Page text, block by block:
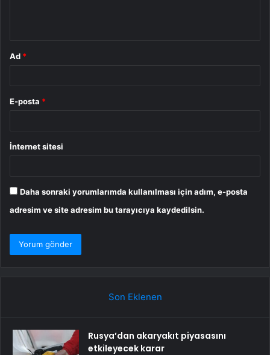
Ad *
E-posta *
İnternet sitesi
Daha sonraki yorumlarımda kullanılması için adım, e-posta
adresim ve site adresim bu tarayıcıya kaydedilsin.
Son Eklenen
Rusya’dan akaryakıt piyasasını
etkileyecek karar